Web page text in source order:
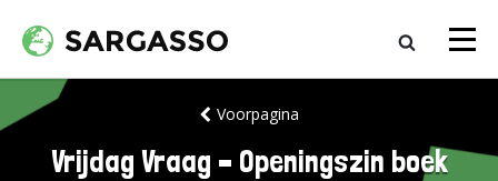
Voorpagina
Vrijdag Vraag – Openingszin boek